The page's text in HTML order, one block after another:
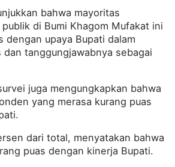
bahwa mayoritas
di Bumi Khagom Mufakat ini
dengan upaya Bupati dalam
dan tanggungjawabnya sebagai
juga mengungkapkan bahwa
yang merasa kurang puas
dari total, menyatakan bahwa
puas dengan kinerja Bupati.